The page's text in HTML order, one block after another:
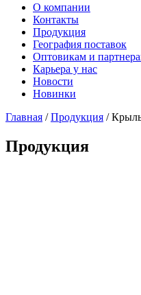
О компании
Контакты
Продукция
География поставок
Оптовикам и
Карьера у нас
Новости
Новинки
Главная /Продукция /
Продукция